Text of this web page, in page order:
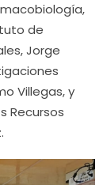
de
Jorge
Villegas, y
Recursos